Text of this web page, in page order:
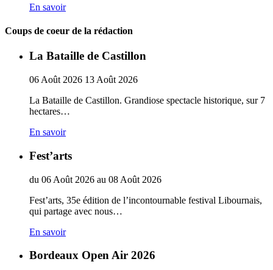
En savoir
Coups de coeur de la rédaction
La Bataille de Castillon
06 Août 2026 13 Août 2026
La Bataille de Castillon. Grandiose spectacle historique, sur 7
hectares…
En savoir
Fest’arts
du 06 Août 2026 au 08 Août 2026
Fest’arts, 35e édition de l’incontournable festival Libournais,
qui partage avec nous…
En savoir
Bordeaux Open Air 2026